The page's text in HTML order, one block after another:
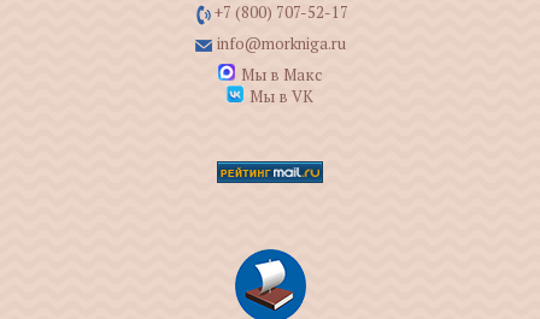
+7 (800) 707-52-17
info@morkniga.ru
Мы в Макс
Мы в VK